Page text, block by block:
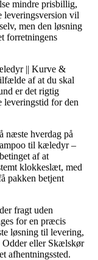
mindre prisbillig,
leveringsversion vil
men den løsning
forretningens
|| Kurve &
af at du skal
er det rigtig
leveringstid for den
næste hverdag på
til kæledyr –
af at
klokkeslæt, med
pakken betjent
fragt uden
for en præcis
løsning til levering,
Odder eller Skælskør
afhentningssted.